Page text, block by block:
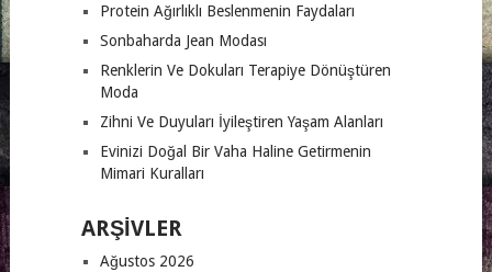
Protein Ağırlıklı Beslenmenin Faydaları
Sonbaharda Jean Modası
Renklerin Ve Dokuları Terapiye Dönüştüren
Moda
Zihni Ve Duyuları İyileştiren Yaşam Alanları
Evinizi Doğal Bir Vaha Haline Getirmenin
Mimari Kuralları
ARŞIVLER
Ağustos 2026